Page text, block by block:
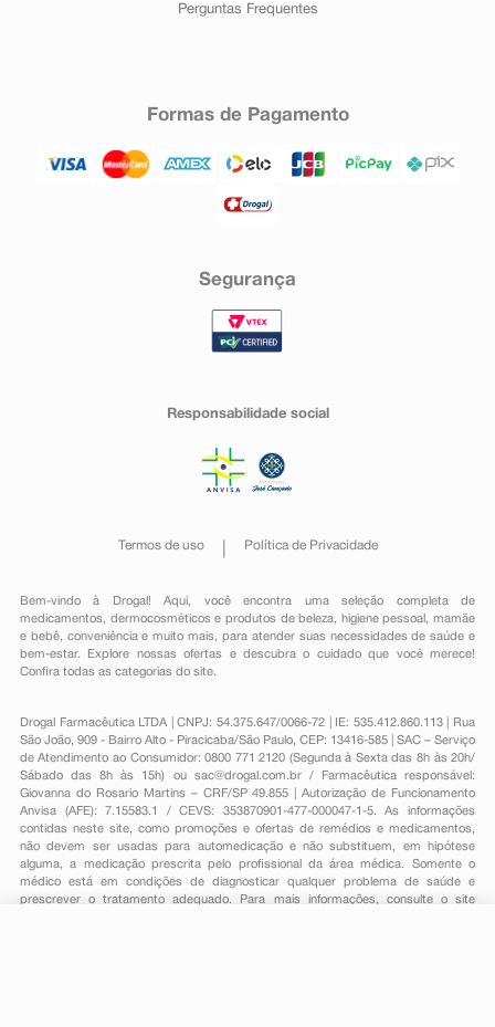
Perguntas Frequentes
Formas de Pagamento
Segurança
Responsabilidade social
Termos de uso Política de Privacidade
Bem-vindo à Drogal! Aqui, você encontra uma seleção completa de
medicamentos , dermocosméticos e produtos de beleza, higiene pessoal ,mamãe
e bebê, conveniênciae muito mais, para atender suas necessidades de saúde e
bem-estar. Explore nossas ofertas e descubra o cuidado que você merece!
Confira todas as categorias do site.
Drogal Farmacêutica LTDA | CNPJ: 54.375.647/0066-72 | IE: 535.412.860.113 | Rua
São João, 909 - Bairro Alto - Piracicaba/São Paulo, CEP: 13416-585 | SAC – Serviço
de Atendimento ao Consumidor: 0800 771 2120 (Segunda à Sexta das 8h às 20h/
Sábado das 8h às 15h) ou sac@drogal.com.br/ Farmacêutica responsável:
Giovanna do Rosario Martins – CRF/SP 49.855 | Autorização de Funcionamento
Anvisa (AFE): 7.15583.1 / CEVS: 353870901-477-000047-1-5. As informações
contidas neste site, como promoções e ofertas de remédios e medicamentos,
não devem ser usadas para automedicação e não substituem, em hipótese
alguma, a medicação prescrita pelo profissional da área médica. Somente o
médico está em condições de diagnosticar qualquer problema de saúde e
prescrever o tratamento adequado. Para mais informações, consulte o site